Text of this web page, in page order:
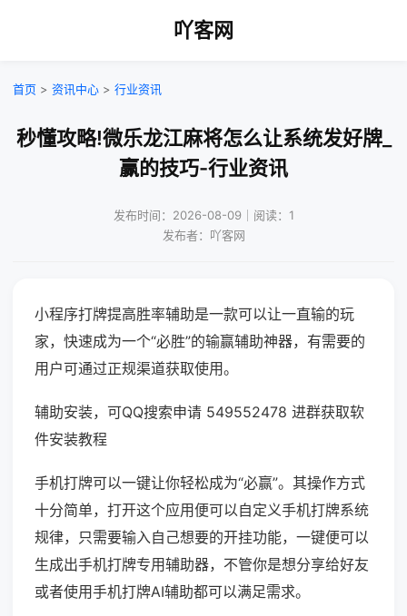
吖客网
首页 > 资讯中心 > 行业资讯
秒懂攻略!微乐龙江麻将怎么让系统发好牌_
赢的技巧-行业资讯
发布时间：2026-08-09｜阅读：1
发布者：吖客网
小程序打牌提高胜率辅助是一款可以让一直输的玩
家，快速成为一个“必胜”的输赢辅助神器，有需要的
用户可通过正规渠道获取使用。
辅助安装，可QQ搜索申请 549552478 进群获取软
件安装教程
手机打牌可以一键让你轻松成为“必赢”。其操作方式
十分简单，打开这个应用便可以自定义手机打牌系统
规律，只需要输入自己想要的开挂功能，一键便可以
生成出手机打牌专用辅助器，不管你是想分享给好友
或者使用手机打牌AI辅助都可以满足需求。